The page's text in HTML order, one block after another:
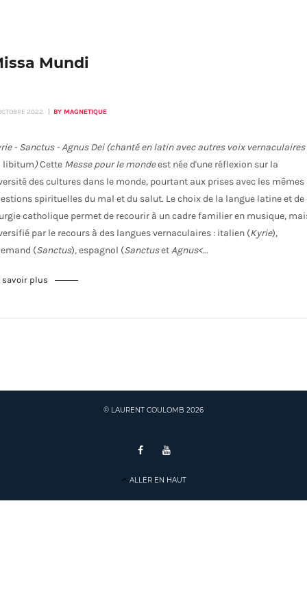
Mundi
2022 BY MAGNETIQUE
- Sanctus - Agnus Dei (chanté en latin avec autres voix vernaculaires
libitum)Cette Messe pour le mondeest née d'une réflexion sur la
des cultures dans le monde, pourtant aux prises avec les mêmes
spirituelles du mal et du salut. Le choix de la langue latine et de
catholique permet de recourir à un cadre familier en musique,
par le recours à des langues vernaculaires : italien (Kyrie),
(Sanctus), espagnol (SanctusetAgnus<...
savoir plus
© LAURENT COULOMB 2026
ALLER EN HAUT